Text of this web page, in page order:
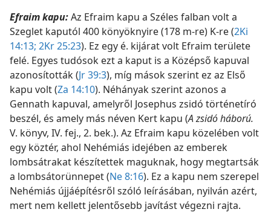
Efraim kapu:Az Efraim kapu a Széles falban volt a
Szeglet kaputól 400 könyöknyire (178 m-re) K-re (2Ki
14:13; 2Kr 25:23). Ez egy é. kijárat volt Efraim területe
felé. Egyes tudósok ezt a kaput is a Középső kapuval
azonosították (Jr 39:3), míg mások szerint ez az Első
kapu volt (Za 14:10). Néhányak szerint azonos a
Gennath kapuval, amelyről Josephus zsidó történetíró
beszél, és amely más néven Kert kapu (A zsidó háború.
V. könyv, IV. fej., 2. bek.). Az Efraim kapu közelében volt
egy köztér, ahol Nehémiás idejében az emberek
lombsátrakat készítettek maguknak, hogy megtartsák
a lombsátorünnepet (Ne 8:16). Ez a kapu nem szerepel
Nehémiás újjáépítésről szóló leírásában, nyilván azért,
mert nem kellett jelentősebb javítást végezni rajta.